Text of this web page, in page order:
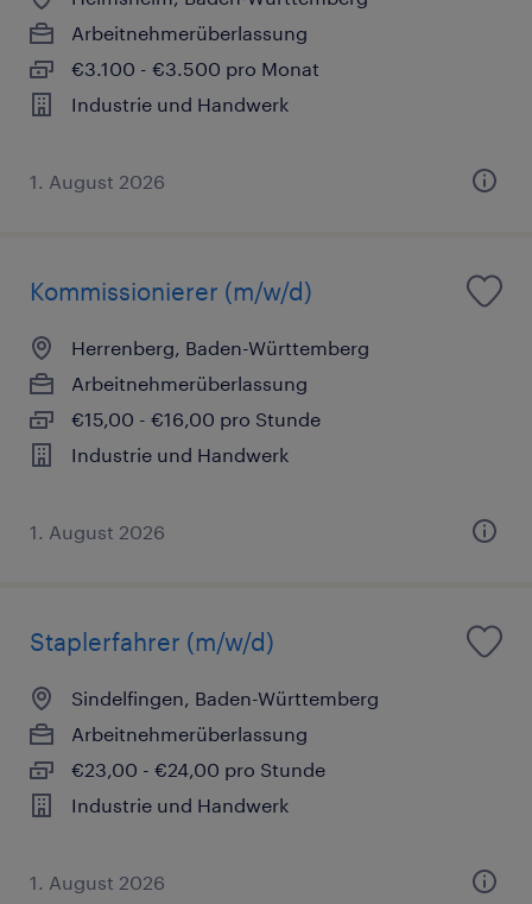
Arbeitnehmerüberlassung
€3.100 - €3.500 pro Monat
Industrie und Handwerk
1. August 2026
Kommissionierer (m/w/d)
Herrenberg, Baden-Württemberg
Arbeitnehmerüberlassung
€15,00 - €16,00 pro Stunde
Industrie und Handwerk
1. August 2026
Staplerfahrer (m/w/d)
Sindelfingen, Baden-Württemberg
Arbeitnehmerüberlassung
€23,00 - €24,00 pro Stunde
Industrie und Handwerk
1. August 2026